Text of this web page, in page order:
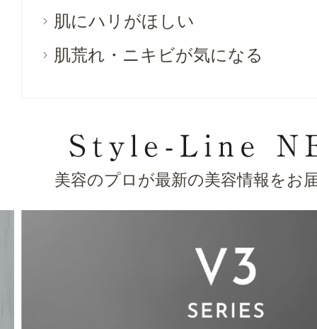
肌にハリがほしい
肌荒れ・ニキビが気になる
美容のプロが最新の美容情報をお